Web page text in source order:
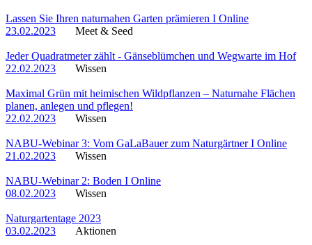
Lassen Sie Ihren naturnahen Garten prämieren I Online
23.02.2023
Meet & Seed
Jeder Quadratmeter zählt - Gänseblümchen und Wegwarte im Hof
22.02.2023
Wissen
Maximal Grün mit heimischen Wildpflanzen – Naturnahe Flächen
planen, anlegen und pflegen!
22.02.2023
Wissen
NABU-Webinar 3: Vom GaLaBauer zum Naturgärtner I Online
21.02.2023
Wissen
NABU-Webinar 2: Boden I Online
08.02.2023
Wissen
Naturgartentage 2023
03.02.2023
Aktionen